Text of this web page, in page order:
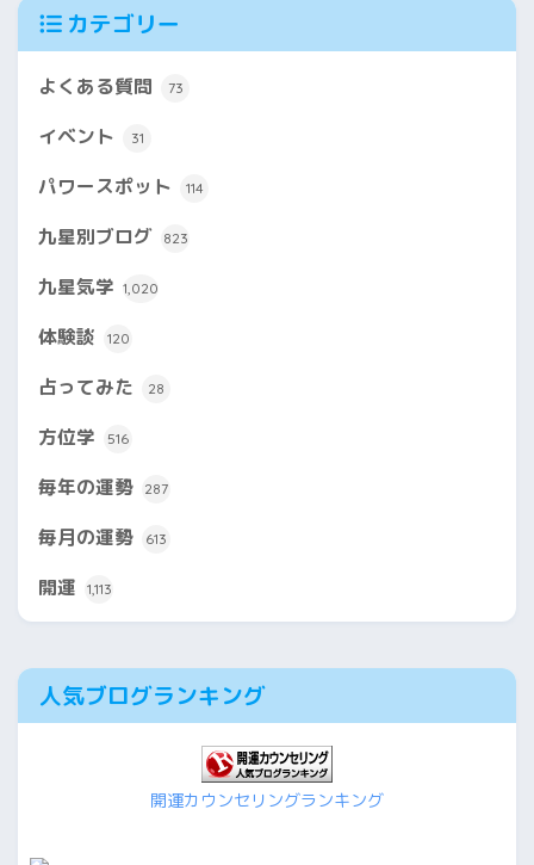
カテゴリー
よくある質問 73
イベント 31
パワースポット 114
九星別ブログ 823
九星気学 1,020
体験談 120
占ってみた 28
方位学 516
毎年の運勢 287
毎月の運勢 613
開運 1,113
人気ブログランキング
開運カウンセリングランキング